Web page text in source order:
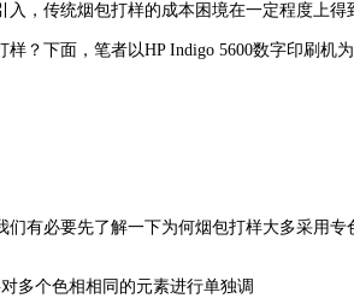
入，传统烟包打样的成本困境在一定程度上
样？下面，笔者以HP Indigo 5600数字印刷机
们有必要先了解一下为何烟包打样大多采用
多个色相相同的元素进行单独调